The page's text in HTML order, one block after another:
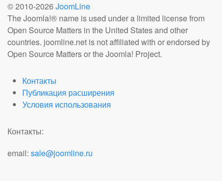
© 2010-2026 JoomLine
The Joomla!® name is used under a limited license from
Open Source Matters in the United States and other
countries. joomline.net is not affiliated with or endorsed by
Open Source Matters or the Joomla! Project.
Контакты
Публикация расширения
Условия использования
Контакты:
email: sale@joomline.ru